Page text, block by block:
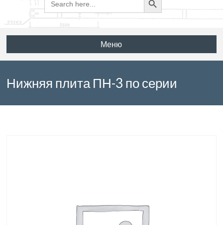
for:
Button
Меню
Нижняя плита ПН-3 по серии